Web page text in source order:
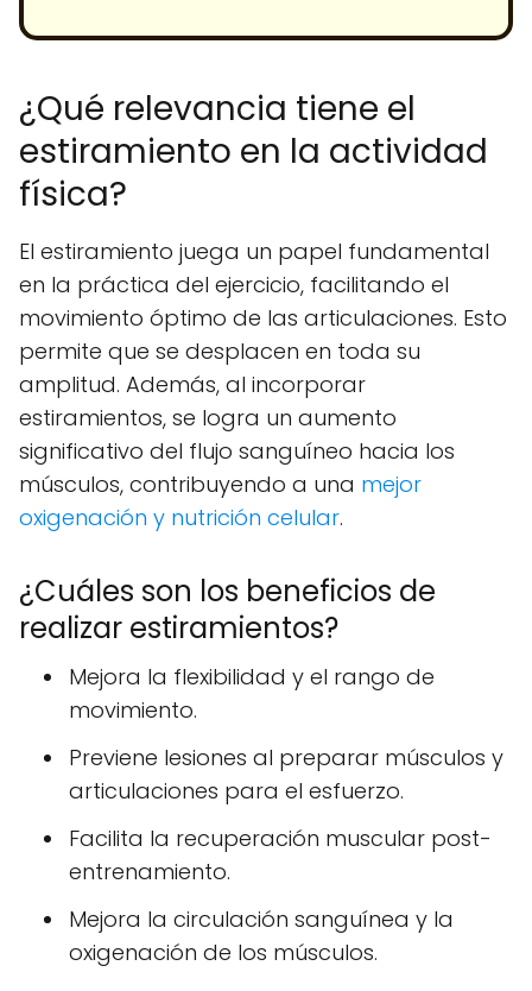
¿Qué relevancia tiene el
estiramiento en la actividad
física?
El estiramiento juega un papel fundamental
en la práctica del ejercicio, facilitando el
movimiento óptimo de las articulaciones. Esto
permite que se desplacen en toda su
amplitud. Además, al incorporar
estiramientos, se logra un aumento
significativo del flujo sanguíneo hacia los
músculos, contribuyendo a una mejor
oxigenación y nutrición celular.
¿Cuáles son los beneficios de
realizar estiramientos?
Mejora la flexibilidad y el rango de
movimiento.
Previene lesiones al preparar músculos y
articulaciones para el esfuerzo.
Facilita la recuperación muscular post-
entrenamiento.
Mejora la circulación sanguínea y la
oxigenación de los músculos.